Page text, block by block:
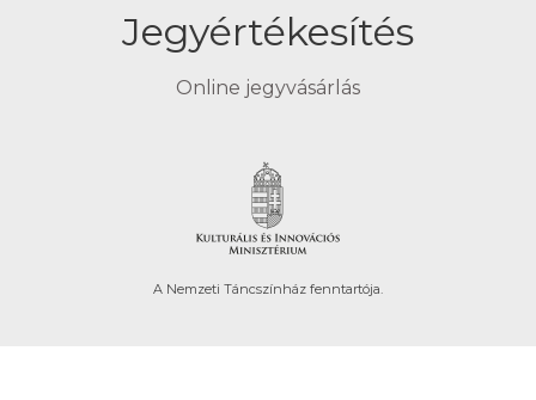
Jegyértékesítés
Online jegyvásárlás
A Nemzeti Táncszínház fenntartója.